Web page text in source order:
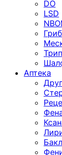
DO
LSD
Аптека